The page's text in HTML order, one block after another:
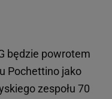
będzie powrotem
Pochettino jako
zespołu 70